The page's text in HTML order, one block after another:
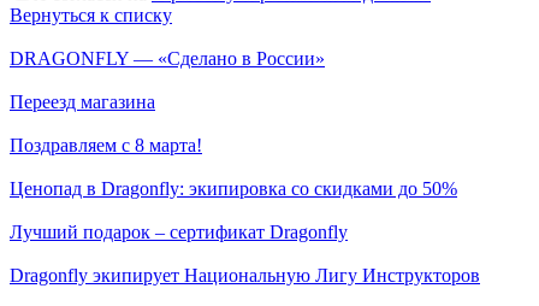
Вернуться к списку
DRAGONFLY — «Сделано в России»
Переезд магазина
Поздравляем с 8 марта!
Ценопад в Dragonfly: экипировка со скидками до 50%
Лучший подарок – сертификат Dragonfly
Dragonfly экипирует Национальную Лигу Инструкторов